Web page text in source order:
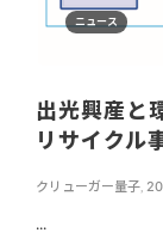
ニュース
出光興産と
リサイクル
クリューガー量子,
...